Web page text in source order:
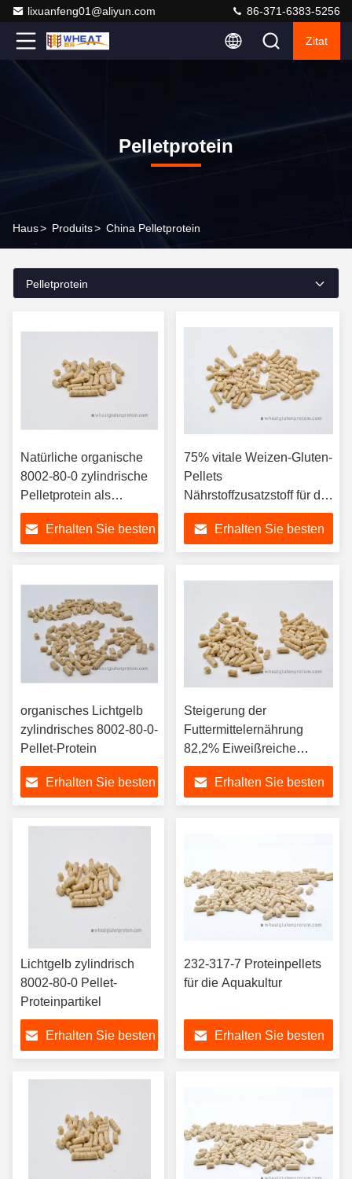
lixuanfeng01@aliyun.com 86-371-6383-5256
Zitat
Pelletprotein
Haus> Produits> China Pelletprotein
Pelletprotein
Natürliche organische
8002-80-0 zylindrische
Pelletprotein als
Nährstoffzusatzstoff für
die Aquakultur
Erhalten Sie besten
75% vitale Weizen-Gluten-
Pellets
Nährstoffzusatzstoff für die
Aquakultur
Erhalten Sie besten
organisches Lichtgelb
zylindrisches 8002-80-0-
Pellet-Protein
Erhalten Sie besten
Steigerung der
Futtermittelernährung
82,2% Eiweißreiche
Pellets für die Aquakultur
Erhalten Sie besten
Lichtgelb zylindrisch
8002-80-0 Pellet-
Proteinpartikel
Erhalten Sie besten
232-317-7 Proteinpellets
für die Aquakultur
Erhalten Sie besten